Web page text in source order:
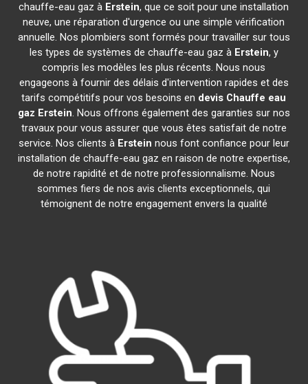
chauffe-eau gaz à Erstein, que ce soit pour une installation
neuve, une réparation d'urgence ou une simple vérification
annuelle. Nos plombiers sont formés pour travailler sur tous
les types de systèmes de chauffe-eau gaz à Erstein, y
compris les modèles les plus récents. Nous nous
engageons à fournir des délais d'intervention rapides et des
tarifs compétitifs pour vos besoins en devis Chauffe eau
gaz Erstein. Nous offrons également des garanties sur nos
travaux pour vous assurer que vous êtes satisfait de notre
service. Nos clients à Erstein nous font confiance pour leur
installation de chauffe-eau gaz en raison de notre expertise,
de notre rapidité et de notre professionnalisme. Nous
sommes fiers de nos avis clients exceptionnels, qui
témoignent de notre engagement envers la qualité